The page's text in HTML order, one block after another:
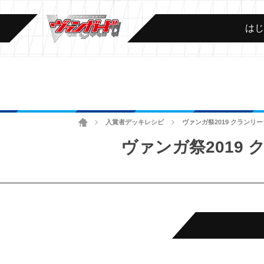
は
ホーム 入賞者デッキレシピ ヴァンガ祭2019 クランリ
ヴァンガ祭2019